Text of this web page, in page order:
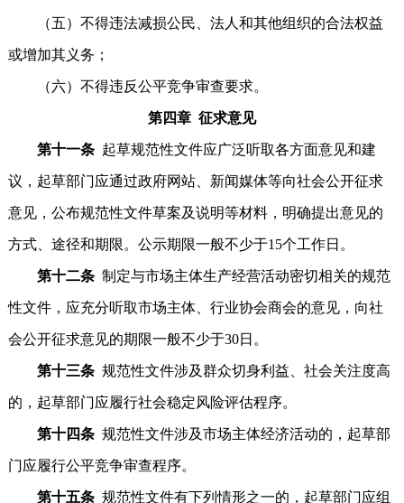
（五）不得违法减损公民、法人和其他组织的合法权益
或增加其义务；
（六）不得违反公平竞争审查要求。
第四章 征求意见
第十一条 起草规范性文件应广泛听取各方面意见和建
议，起草部门应通过政府网站、新闻媒体等向社会公开征求
意见，公布规范性文件草案及说明等材料，明确提出意见的
方式、途径和期限。公示期限一般不少于15个工作日。
第十二条 制定与市场主体生产经营活动密切相关的规范
性文件，应充分听取市场主体、行业协会商会的意见，向社
会公开征求意见的期限一般不少于30日。
第十三条 规范性文件涉及群众切身利益、社会关注度高
的，起草部门应履行社会稳定风险评估程序。
第十四条 规范性文件涉及市场主体经济活动的，起草部
门应履行公平竞争审查程序。
第十五条 规范性文件有下列情形之一的，起草部门应组